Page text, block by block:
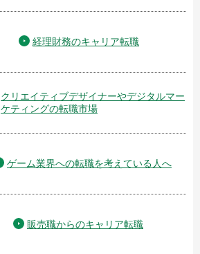
経理財務のキャリア転職
クリエイティブデザイナーやデジタルマー
ケティングの転職市場
ゲーム業界への転職を考えている人へ
販売職からのキャリア転職